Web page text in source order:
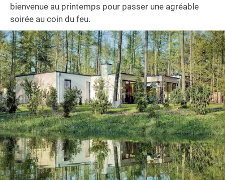
bienvenue au printemps pour passer une agréable
soirée au coin du feu.